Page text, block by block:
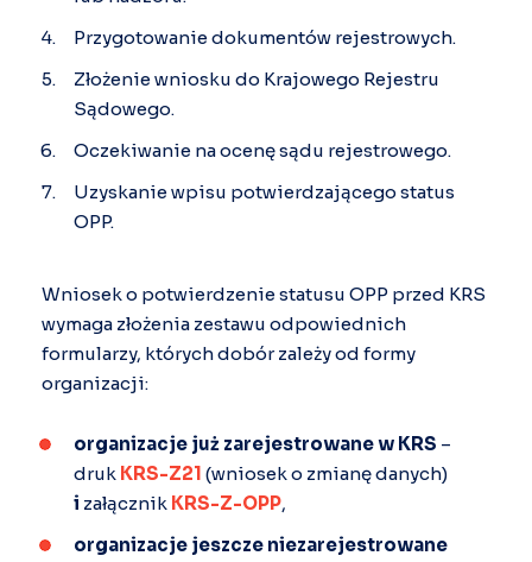
Przygotowanie dokumentów rejestrowych.
Złożenie wniosku do Krajowego Rejestru
Sądowego.
Oczekiwanie na ocenę sądu rejestrowego.
Uzyskanie wpisu potwierdzającego status
OPP.
Wniosek o potwierdzenie statusu OPP przed KRS
wymaga złożenia zestawu odpowiednich
formularzy, których dobór zależy od formy
organizacji:
organizacje już zarejestrowane w KRS –
druk KRS-Z21 (wniosek o zmianę danych)
i załącznik KRS-Z-OPP,
organizacje jeszcze niezarejestrowane